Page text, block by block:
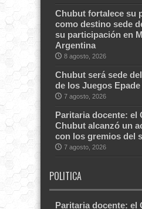
Chubut fortalece su
como destino sede
su participación en
Argentina
8 agosto, 2026
Chubut será sede
de los Juegos Epade
7 agosto, 2026
Paritaria docente: el
Chubut alcanzó un
con los gremios del
7 agosto, 2026
POLITICA
Paritaria docente: el